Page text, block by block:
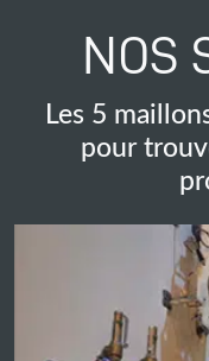
NOS
Les 5
pour